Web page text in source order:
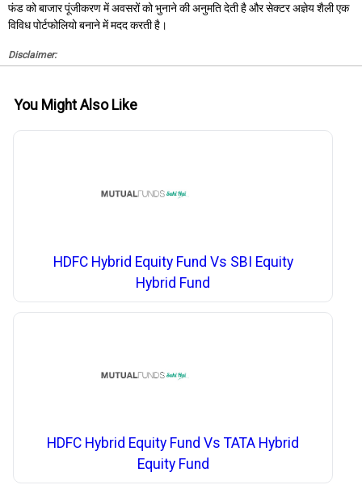
फंड को बाजार पूंजीकरण में अवसरों को भुनाने की अनुमति देती है और सेक्टर अज्ञेय शैली एक
विविध पोर्टफोलियो बनाने में मदद करती है।
Disclaimer:
You Might Also Like
HDFC Hybrid Equity Fund Vs SBI Equity
Hybrid Fund
HDFC Hybrid Equity Fund Vs TATA Hybrid
Equity Fund